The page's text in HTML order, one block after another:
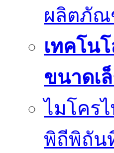
ผลิตภัณ
เทคโน
ขนาดเ
ไมโคร
พิถีพิถัน